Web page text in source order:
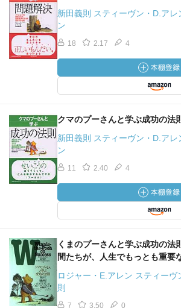
新田義則 スティーヴン・D.アレ
ン
18 2.17 4
クマのプーさんと学ぶ成功の法
新田義則 スティーヴン・D.アレ
ン
11 2.40 4
くまのプーさんと学ぶ成功の法
間たちが、人生でもっとも重要
ロジャー・E.アレン スティー
則
7 3.50 0